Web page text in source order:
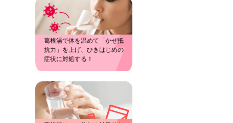
葛根湯で体を温めて「かぜ抵
抗力」を上げ、ひきはじめの
症状に対処する！